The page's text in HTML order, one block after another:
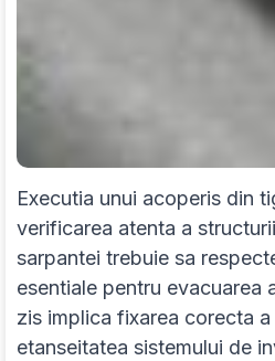
Executia unui acoperis din
verificarea atenta a
sarpantei trebuie sa
esentiale pentru evacuarea
zis implica fixarea corecta
etanseitatea sistemului de